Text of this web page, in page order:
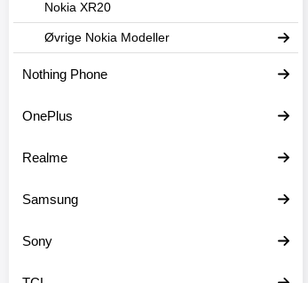
Nokia XR20
Øvrige Nokia Modeller
Nothing Phone
OnePlus
Realme
Samsung
Sony